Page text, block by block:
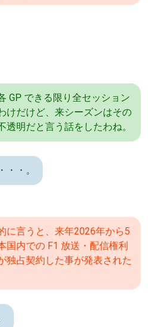
GP できる限り全セッション
けだけど、来シーズンはその
透明だと言う話をしたわね。
・・。
に言うと、来年2026年から5
国内での F1 放送・配信権利
独占契約した事が発表された